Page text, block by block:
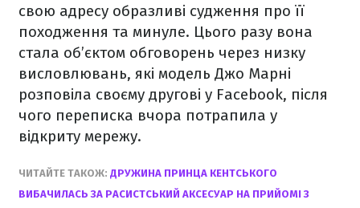
свою адресу образливі судження про її
походження та минуле. Цього разу вона
стала об’єктом обговорень через низку
висловлювань, які модель Джо Марні
розповіла своєму другові у Facebook, після
чого переписка вчора потрапила у
відкриту мережу.
ЧИТАЙТЕ ТАКОЖ: ДРУЖИНА ПРИНЦА КЕНТСЬКОГО
ВИБАЧИЛАСЬ ЗА РАСИСТСЬКИЙ АКСЕСУАР НА ПРИЙОМІ З